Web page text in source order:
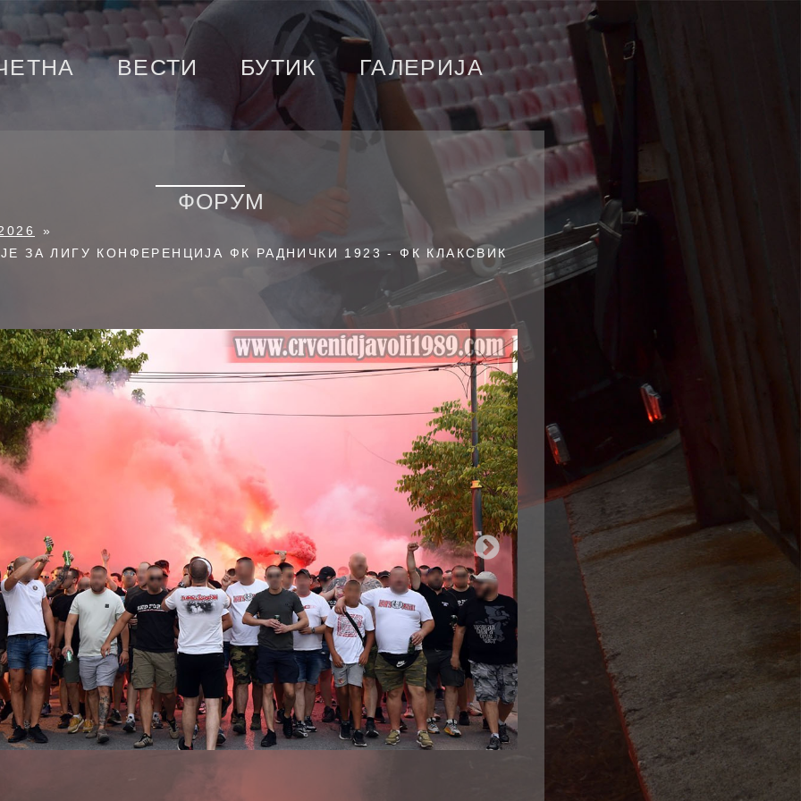
ВЕСТИ БУТИК ГАЛЕРИЈА
ФОРУМ
»
ЗА ЛИГУ КОНФЕРЕНЦИЈА ФК РАДНИЧКИ 1923 - ФК КЛАКСВИК